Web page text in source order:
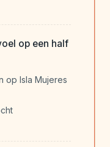
op een half
op Isla Mujeres